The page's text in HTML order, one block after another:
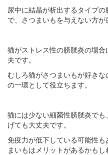
尿中に結晶が析出するタイプ
で、さつまいもを与えない方が
猫がストレス性の膀胱炎の場
夫です。
むしろ猫がさつまいもが好き
の一環として役立ちます。
猫には少ない細菌性膀胱炎で
げても大丈夫です。
免疫力が低下している可能性
まいもはメリットがあるかもし